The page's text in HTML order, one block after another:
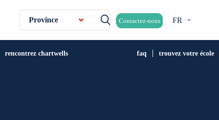
Province Contactez-nous FR
rencontrez chartwells faq trouvez votre école